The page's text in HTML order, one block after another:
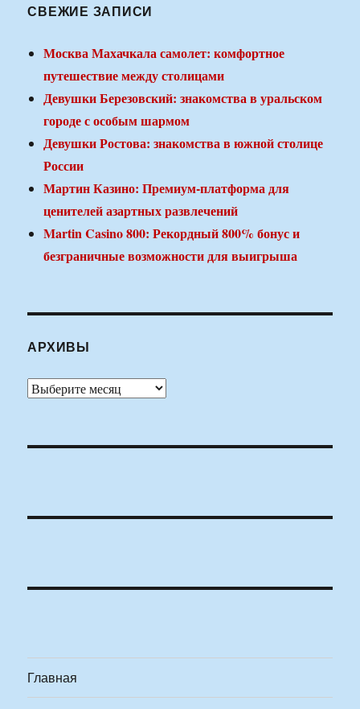
СВЕЖИЕ ЗАПИСИ
Москва Махачкала самолет: комфортное
путешествие между столицами
Девушки Березовский: знакомства в уральском
городе с особым шармом
Девушки Ростова: знакомства в южной столице
России
Мартин Казино: Премиум-платформа для
ценителей азартных развлечений
Martin Casino 800: Рекордный 800% бонус и
безграничные возможности для выигрыша
АРХИВЫ
Архивы
Главная